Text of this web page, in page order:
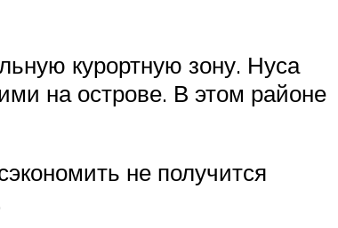
курортную зону. Нуса
на острове. В этом районе
не получится